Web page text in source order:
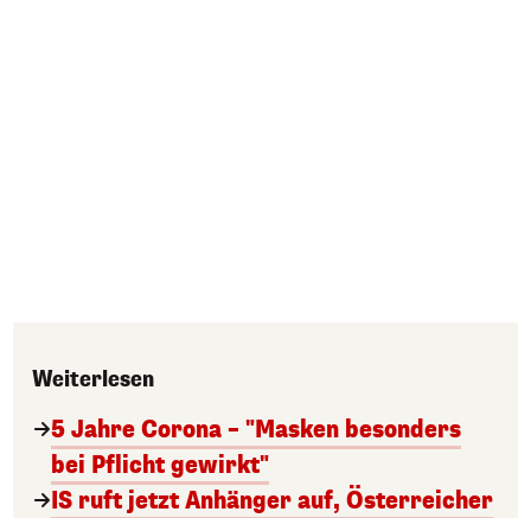
Weiterlesen
5 Jahre Corona – "Masken besonders
bei Pflicht gewirkt"
IS ruft jetzt Anhänger auf, Österreicher